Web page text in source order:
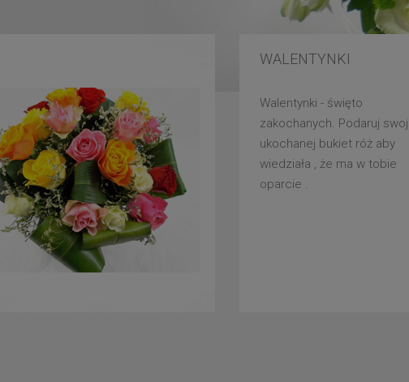
WALENTYNKI
Walentynki - święto
zakochanych. Podaruj
ukochanej bukiet róż aby
wiedziała , że ma w tobie
oparcie .